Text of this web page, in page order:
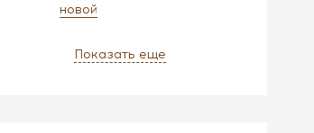
новой
Показать еще